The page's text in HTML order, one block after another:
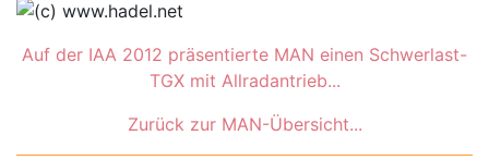
Auf der IAA 2012 präsentierte MAN einen Schwerlast-
TGX mit Allradantrieb...
Zurück zur MAN-Übersicht...